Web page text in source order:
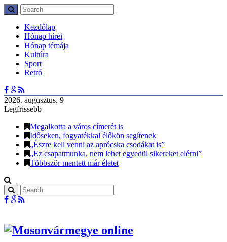
Kezdőlap
Hónap hírei
Hónap témája
Kultúra
Sport
Retró
2026. augusztus. 9
Legfrissebb
Megalkotta a város címerét is
Időseken, fogyatékkal élőkön segítenek
„Észre kell venni az aprócska csodákat is”
„Ez csapatmunka, nem lehet egyedül sikereket elérni”
Többször mentett már életet